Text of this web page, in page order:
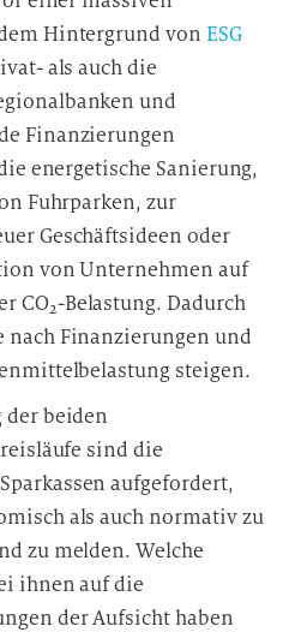
Hintergrund von ESG
als auch die
und
Finanzierungen
energetische Sanierung,
Fuhrparken, zur
Geschäftsideen oder
von Unternehmen auf
CO2-Belastung. Dadurch
nach Finanzierungen und
steigen.
der beiden
sind die
aufgefordert,
als auch normativ zu
zu melden. Welche
ihnen auf die
der Aufsicht haben